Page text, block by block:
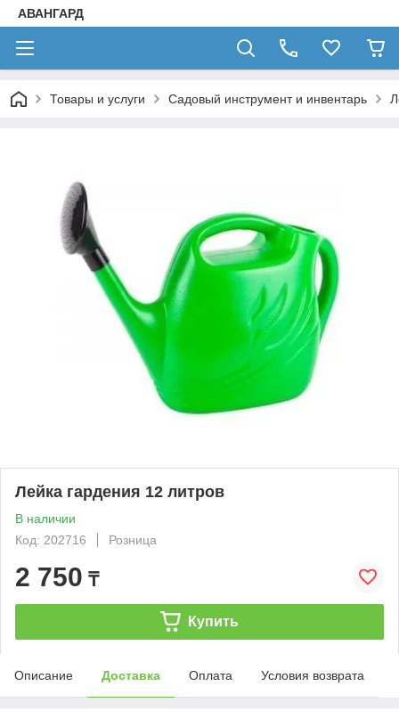
АВАНГАРД
Товары и услуги Садовый инструмент и инвентарь
Лейка гардения 12 литров
В наличии
Код: 202716
Розница
2 750 ₸
Купить
Описание Доставка Оплата Условия возврата